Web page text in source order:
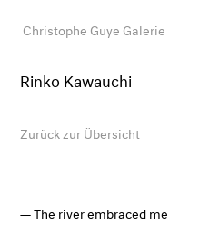
Christophe Guye Galerie
Rinko Kawauchi
Zurück zur Übersicht
The river embraced me